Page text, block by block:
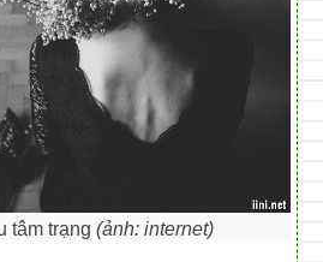
tâm trạng (ảnh: internet)